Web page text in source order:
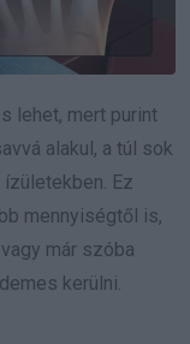
lehet, mert purint
alakul, a túl sok
Ez
mennyiségtől is,
már szóba
kerülni.